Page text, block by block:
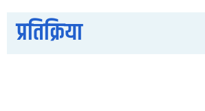
प्रतिक्रिया